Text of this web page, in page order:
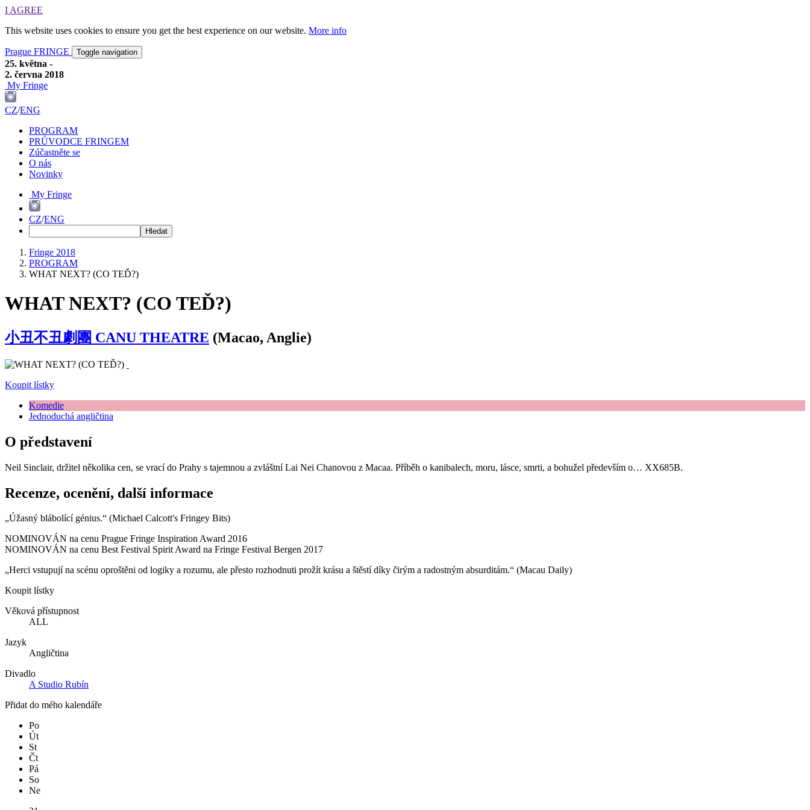
I AGREE
This website uses cookies to ensure you get the best experience on our website. More info
Prague FRINGE Toggle navigation
25. května -
2. června 2018
My Fringe
CZ/ENG
PROGRAM
PRŮVODCE FRINGEM
Zúčastněte se
O nás
Novinky
My Fringe
CZ/ENG
Fringe 2018
PROGRAM
WHAT NEXT? (CO TEĎ?)
WHAT NEXT? (CO TEĎ?)
小丑不丑劇團 CANU THEATRE (Macao, Anglie)
Koupit lístky
Komedie
Jednoduchá angličtina
O představení
Neil Sinclair, držitel několika cen, se vrací do Prahy s tajemnou a zvláštní Lai Nei Chanovou z Macaa. Příběh o kanibalech, moru, lásce, smrti, a bohužel především o… XX685B.
Recenze, ocenění, další informace
„Úžasný blábolící génius.“ (Michael Calcott's Fringey Bits)
NOMINOVÁN na cenu Prague Fringe Inspiration Award 2016
NOMINOVÁN na cenu Best Festival Spirit Award na Fringe Festival Bergen 2017
„Herci vstupují na scénu oproštěni od logiky a rozumu, ale přesto rozhodnuti prožít krásu a štěstí díky čirým a radostným absurditám.“ (Macau Daily)
Koupit lístky
Věková přístupnost
ALL
Jazyk
Angličtina
Divadlo
A Studio Rubín
Přidat do mého kalendáře
Po
Út
St
Čt
Pá
So
Ne